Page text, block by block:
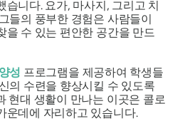
니다. 요가, 마사지, 그리고 치
들의 풍부한 경험은 사람들이
을 수 있는 편안한 공간을 만드
성 프로그램을 제공하여 학생들
의 수련을 향상시킬 수 있도록
현대 생활이 만나는 이곳은 콜로
운데에 자리하고 있습니다.